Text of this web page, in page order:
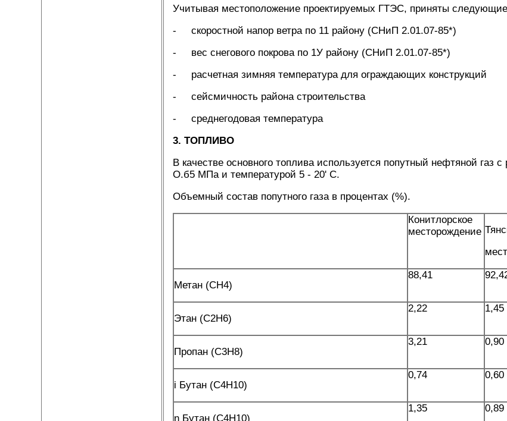
Учитывая местоположение проектируемых ГТЭС, приняты
- скоростной напор ветра по 11 району (СНиП 2.01.07-
- вес снегового покрова по 1У району (СНиП 2.01.07-
- расчетная зимняя температура для ограждающих
- сейсмичность района строительства
- среднегодовая
3. ТОПЛИВО
В качестве основного топлива используется попутный нефтяной газ
О.б5 МПа и температурой 5 - 20' С.
Объемный состав попутного газа в процентах (%).
Конитлорское
месторождение
Метан (CH4)
88,41
Этан (C2H6)
2,22 1,45
Пропан (C3H8)
3,21 0,90
i Бутан (C4H10)
0,74 0,60
n Бутан (C4H10)
1,35 0,89